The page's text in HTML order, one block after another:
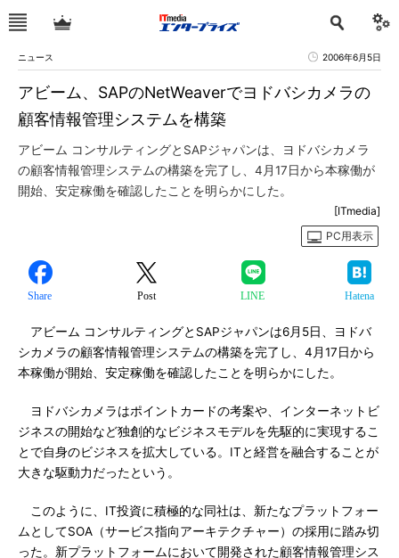
ニュース 2006年6月5日
アビーム、SAPのNetWeaverでヨドバシカメラの
顧客情報管理システムを構築
アビーム コンサルティングとSAPジャパンは、ヨドバシカメラ
の顧客情報管理システムの構築を完了し、4月17日から本稼働が
開始、安定稼働を確認したことを明らかにした。
[ITmedia]
PC用表示
Share Post LINE Hatena
アビーム コンサルティングとSAPジャパンは6月5日、ヨドバ
シカメラの顧客情報管理システムの構築を完了し、4月17日から
本稼働が開始、安定稼働を確認したことを明らかにした。
ヨドバシカメラはポイントカードの考案や、インターネットビ
ジネスの開始など独創的なビジネスモデルを先駆的に実現するこ
とで自身のビジネスを拡大している。ITと経営を融合することが
大きな駆動力だったという。
このように、IT投資に積極的な同社は、新たなプラットフォー
ムとしてSOA（サービス指向アーキテクチャー）の採用に踏み切
った。新プラットフォームにおいて開発された顧客情報管理シス